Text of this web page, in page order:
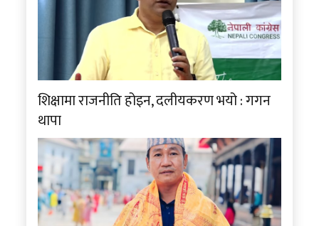
शिक्षामा राजनीति होइन, दलीयकरण भयो : गगन
थापा